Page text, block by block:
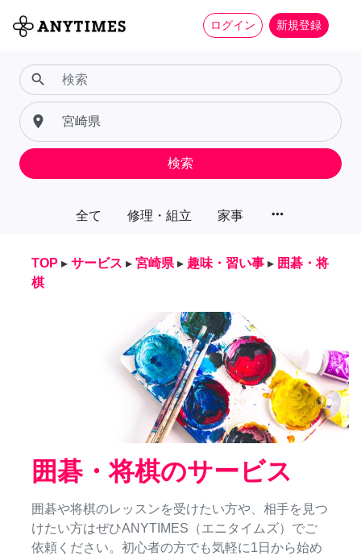
ログイン 新規登録
全て 修理・組立 家事 more_horiz
search
place
検索
TOP ▸ サービス ▸ 宮崎県 ▸ 趣味・習い事 ▸ 囲碁・将
棋
囲碁・将棋のサービス
囲碁や将棋のレッスンを受けたい方や、相手を見つ
けたい方はぜひANYTIMES（エニタイムズ）でご
依頼ください。初心者の方でも気軽に1日から始め